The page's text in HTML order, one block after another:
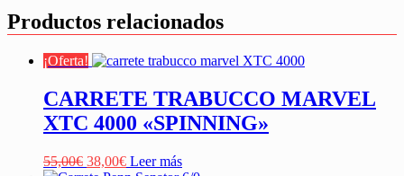
Productos relacionados
¡Oferta!
CARRETE TRABUCCO MARVEL
XTC 4000 «SPINNING»
55,00€ El
38,00€ElLeer más